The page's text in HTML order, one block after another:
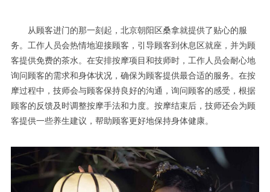
从顾客进门的那一刻起，北京朝阳区桑拿就提供了贴心的服
务。工作人员会热情地迎接顾客，引导顾客到休息区就座，并为顾
客提供免费的茶水。在安排按摩项目和技师时，工作人员会耐心地
询问顾客的需求和身体状况，确保为顾客提供最合适的服务。在按
摩过程中，技师会与顾客保持良好的沟通，询问顾客的感受，根据
顾客的反馈及时调整按摩手法和力度。按摩结束后，技师还会为顾
客提供一些养生建议，帮助顾客更好地保持身体健康。